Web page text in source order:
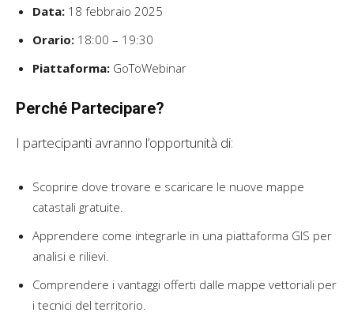
Data: 18 febbraio 2025
Orario: 18:00 – 19:30
Piattaforma: GoToWebinar
Perché Partecipare?
I partecipanti avranno l’opportunità di:
Scoprire dove trovare e scaricare le nuove mappe
catastali gratuite.
Apprendere come integrarle in una piattaforma GIS per
analisi e rilievi.
Comprendere i vantaggi offerti dalle mappe vettoriali per
i tecnici del territorio.